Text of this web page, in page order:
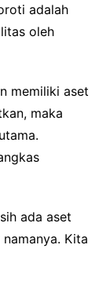
adalah
oleh
memiliki aset
maka
ada aset
Kita